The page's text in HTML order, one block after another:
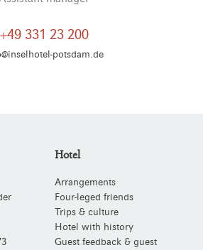
+49 331 23 200
potsdam.de
Hotel
Arrangements
Four-leged friends
Trips & culture
Hotel with history
Guest feedback & guest